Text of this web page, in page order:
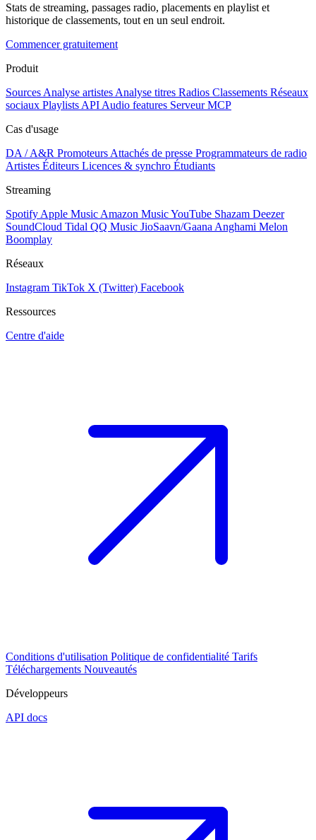
Stats de streaming, passages radio, placements en playlist et
historique de classements, tout en un seul endroit.
Commencer gratuitement
Produit
Sources Analyse artistes Analyse titres Radios Classements Réseaux
sociaux Playlists API Audio features Serveur MCP
Cas d'usage
DA / A&R Promoteurs Attachés de presse Programmateurs de radio
Artistes Éditeurs Licences & synchro Étudiants
Streaming
Spotify Apple Music Amazon MusicYouTube Shazam Deezer
SoundCloud Tidal QQ Music JioSaavn/Gaana Anghami Melon
Boomplay
Réseaux
Instagram TikTok X (Twitter) Facebook
Ressources
Centre d'aide
Conditions d'utilisation Politique de confidentialité Tarifs
Téléchargements Nouveautés
Développeurs
API docs